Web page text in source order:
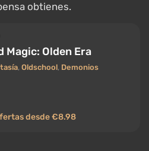
obtienes.
Magic: Olden Era
, Oldschool, Demonios
desde €8.98